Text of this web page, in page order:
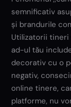
semnificativ
și brandurile
Utilizatorii tineri
ad-ul tău
decorativ cu o
negativ,
online tinere,
platforme, nu